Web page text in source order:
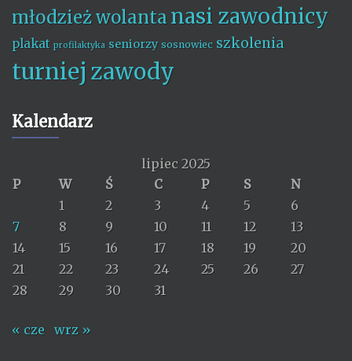
młodzież wolanta nasi zawodnicy
plakat profilaktyka seniorzy sosnowiec szkolenia
turniej zawody
Kalendarz
lipiec 2025
P
W Ś C P S
N
1
2 3 4 5
6
7
8 9 10 11 12
13
14
15 16 17 18 19
20
21
22 23 24 25 26
27
28
29 30 31
« cze wrz »